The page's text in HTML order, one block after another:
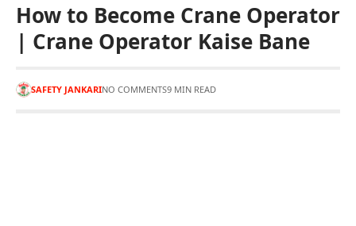
How to Become Crane Operator
| Crane Operator Kaise Bane
SAFETY JANKARINO COMMENTS9 MIN READ